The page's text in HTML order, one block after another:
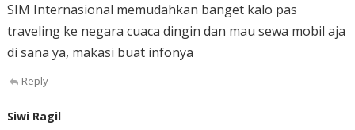
SIM Internasional memudahkan banget kalo pas
traveling ke negara cuaca dingin dan mau sewa mobil aja
di sana ya, makasi buat infonya
Reply
Siwi Ragil